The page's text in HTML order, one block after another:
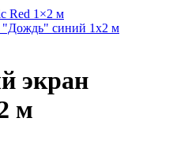
"Дождь" синий 1х2 м
экран
м